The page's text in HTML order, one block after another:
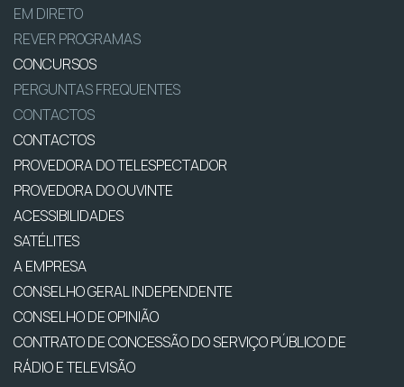
EM DIRETO
REVER PROGRAMAS
CONCURSOS
PERGUNTAS FREQUENTES
CONTACTOS
CONTACTOS
PROVEDORA DO TELESPECTADOR
PROVEDORA DO OUVINTE
ACESSIBILIDADES
SATÉLITES
A EMPRESA
CONSELHO GERAL INDEPENDENTE
CONSELHO DE OPINIÃO
CONTRATO DE CONCESSÃO DO SERVIÇO PÚBLICO DE
RÁDIO E TELEVISÃO